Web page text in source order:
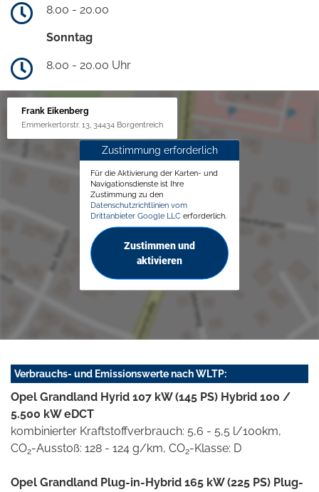
8.00 - 20.00
Sonntag
8.00 - 20.00 Uhr
Frank Eikenberg
Emmerkertorstr. 13, 34434 Borgentreich
Zustimmung erforderlich
Für die Aktivierung der Karten- und
Navigationsdienste ist Ihre
Zustimmung zu den
Datenschutzrichtlinien vom
Drittanbieter Google LLC erforderlich.
Zustimmen und
aktivieren
Verbrauchs- und Emissionswerte nach WLTP:
Opel Grandland Hyrid 107 kW (145 PS) Hybrid 100 /
5.500 kW eDCT
kombinierter Kraftstoffverbrauch: 5,6 - 5,5 l/100km,
CO2-Ausstoß: 128 - 124 g/km, CO2-Klasse: D
Opel Grandland Plug-in-Hybrid 165 kW (225 PS) Plug-